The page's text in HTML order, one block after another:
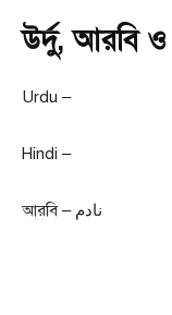
উর্দু, আরবি ও
Urdu –
Hindi –
আরবি – نادم